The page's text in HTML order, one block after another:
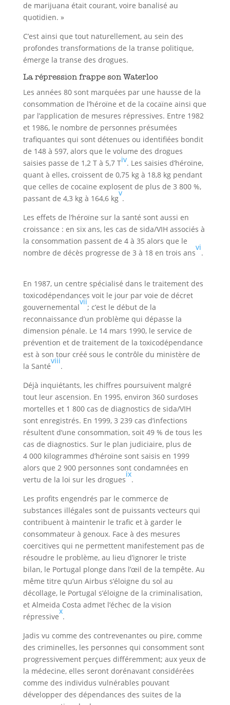
de marijuana était courant, voire banalisé au
quotidien. »
C’est ainsi que tout naturellement, au sein des
profondes transformations de la transe politique,
émerge la transe des drogues.
La répression frappe son Waterloo
Les années 80 sont marquées par une hausse de la
consommation de l’héroïne et de la cocaïne ainsi que
par l’application de mesures répressives. Entre 1982
et 1986, le nombre de personnes présumées
trafiquantes qui sont détenues ou identifiées bondit
de 148 à 597, alors que le volume des drogues
saisies passe de 1,2 T à 5,7 Tiv. Les saisies d’héroïne,
quant à elles, croissent de 0,75 kg à 18,8 kg pendant
que celles de cocaïne explosent de plus de 3 800 %,
passant de 4,3 kg à 164,6 kg
v
.
Les effets de l’héroïne sur la santé sont aussi en
croissance : en six ans, les cas de sida/VIH associés à
la consommation passent de 4 à 35 alors que le
nombre de décès progresse de 3 à 18 en trois ans
vi
.
En 1987, un centre spécialisé dans le traitement des
toxicodépendances voit le jour par voie de décret
gouvernemental
vii
; c’est le début de la
reconnaissance d’un problème qui dépasse la
dimension pénale. Le 14 mars 1990, le service de
prévention et de traitement de la toxicodépendance
est à son tour créé sous le contrôle du ministère de
la Santé
viii
.
Déjà inquiétants, les chiffres poursuivent malgré
tout leur ascension. En 1995, environ 360 surdoses
mortelles et 1 800 cas de diagnostics de sida/VIH
sont enregistrés. En 1999, 3 239 cas d’infections
résultent d’une consommation, soit 49 % de tous les
cas de diagnostics. Sur le plan judiciaire, plus de
4 000 kilogrammes d’héroïne sont saisis en 1999
alors que 2 900 personnes sont condamnées en
vertu de la loi sur les drogues
ix
.
Les profits engendrés par le commerce de
substances illégales sont de puissants vecteurs qui
contribuent à maintenir le trafic et à garder le
consommateur à genoux. Face à des mesures
coercitives qui ne permettent manifestement pas de
résoudre le problème, au lieu d’ignorer le triste
bilan, le Portugal plonge dans l’œil de la tempête. Au
même titre qu’un Airbus s’éloigne du sol au
décollage, le Portugal s’éloigne de la criminalisation,
et Almeida Costa admet l’échec de la vision
répressive
x
.
Jadis vu comme des contrevenantes ou pire, comme
des criminelles, les personnes qui consomment sont
progressivement perçues différemment; aux yeux de
la médecine, elles seront dorénavant considérées
comme des individus vulnérables pouvant
développer des dépendances des suites de la